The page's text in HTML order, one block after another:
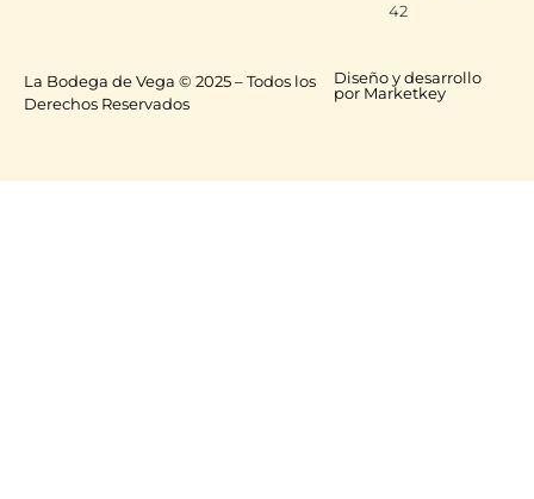
42
La Bodega de Vega © 2025 – Todos los
Derechos Reservados
Diseño y desarrollo
por Marketkey